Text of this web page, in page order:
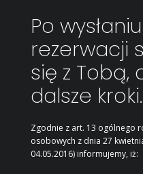
Po
rezerwacji
się z Tobą,
dalsze kroki.
Zgodnie z art. 13 ogólnego
osobowych z dnia 27
04.05.2016) informujemy, iż: